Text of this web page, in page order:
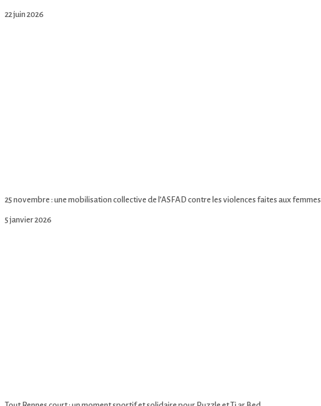
22 juin 2026
25 novembre : une mobilisation collective de l’ASFAD contre les violences faites aux femmes
5 janvier 2026